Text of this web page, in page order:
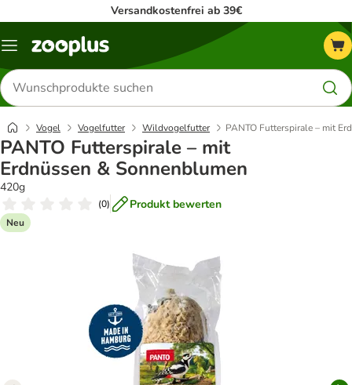
Versandkostenfrei ab 39€
Menü
Produkte
suchen
Vogel Vogelfutter Wildvogelfutter PANTO Futterspirale – mit
PANTO Futterspirale – mit
Erdnüssen & Sonnenblumen
420g
(0) Produkt bewerten
Neu